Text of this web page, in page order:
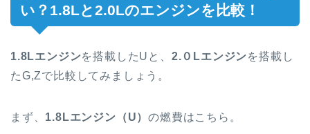
い？1.8Lと2.0Lのエンジンを比較！
1.8Lエンジンを搭載したUと、 2.０Lエンジンを搭載し
たG,Zで比較してみましょう。
まず、 1.8Lエンジン（U）の燃費はこちら。